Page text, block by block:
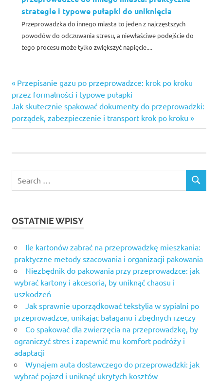
strategie i typowe pułapki do uniknięcia
Przeprowadzka do innego miasta to jeden z najczęstszych
powodów do odczuwania stresu, a niewłaściwe podejście do
tego procesu może tylko zwiększyć napięcie....
Nawigacja
wpisu
Previous
Post:
Przepisanie gazu po przeprowadzce: krok po kroku
przez formalności i typowe pułapki
Next
Post:
Jak skutecznie spakować dokumenty do przeprowadzki:
porządek, zabezpieczenie i transport krok po kroku
for:
SEARCH
OSTATNIE WPISY
Ile kartonów zabrać na przeprowadzkę mieszkania:
praktyczne metody szacowania i organizacji pakowania
Niezbędnik do pakowania przy przeprowadzce: jak
wybrać kartony i akcesoria, by uniknąć chaosu i
uszkodzeń
Jak sprawnie uporządkować tekstylia w sypialni po
przeprowadzce, unikając bałaganu i zbędnych rzeczy
Co spakować dla zwierzęcia na przeprowadzkę, by
ograniczyć stres i zapewnić mu komfort podróży i
adaptacji
Wynajem auta dostawczego do przeprowadzki: jak
wybrać pojazd i uniknąć ukrytych kosztów